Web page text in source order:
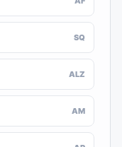
SQ
ALZ
AM